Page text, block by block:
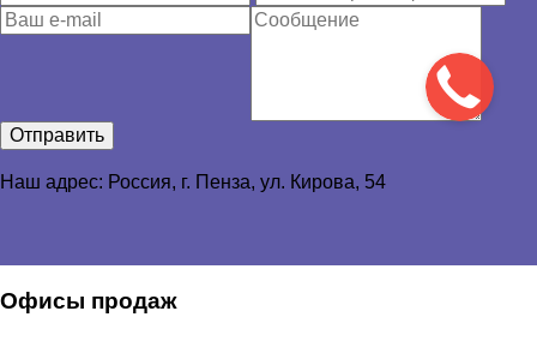
Отправить
Наш адрес: Россия, г. Пенза, ул. Кирова, 54
Офисы продаж